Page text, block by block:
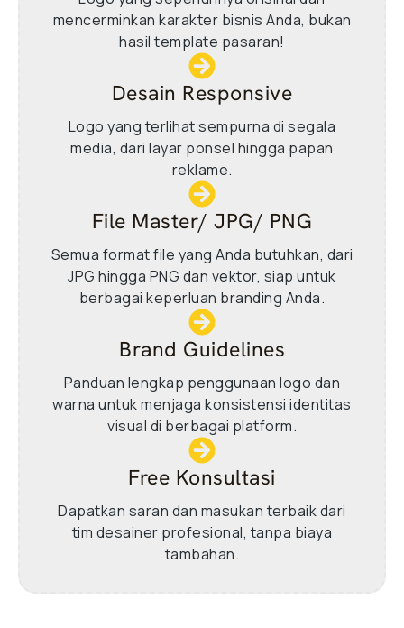
mencerminkan karakter bisnis Anda, bukan
hasil template pasaran!
Desain Responsive
Logo yang terlihat sempurna di segala
media, dari layar ponsel hingga papan
reklame.
File Master/ JPG/ PNG
Semua format file yang Anda butuhkan, dari
JPG hingga PNG dan vektor, siap untuk
berbagai keperluan branding Anda.
Brand Guidelines
Panduan lengkap penggunaan logo dan
warna untuk menjaga konsistensi identitas
visual di berbagai platform.
Free Konsultasi
Dapatkan saran dan masukan terbaik dari
tim desainer profesional, tanpa biaya
tambahan.